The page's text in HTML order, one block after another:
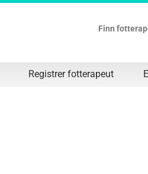
Finn
Registrer fotterapeut